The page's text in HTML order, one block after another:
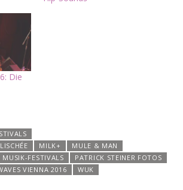
Die
MILK+
MULE & MAN
MUSIK-FESTIVALS
PATRICK STEINER FOTOS
VIENNA 2016 WUK